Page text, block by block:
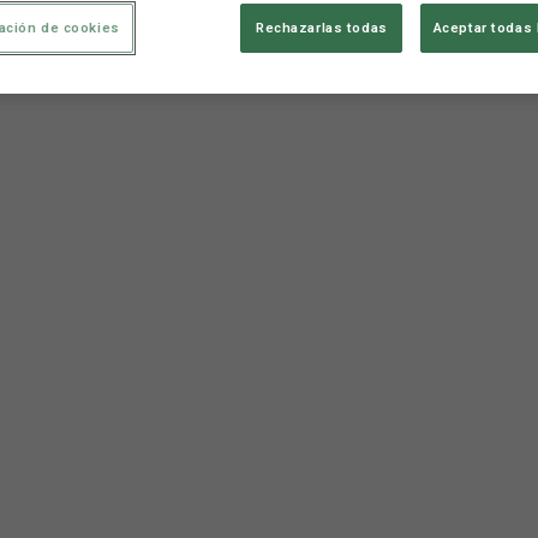
Rechazarlas todas Aceptar todas
de cookies